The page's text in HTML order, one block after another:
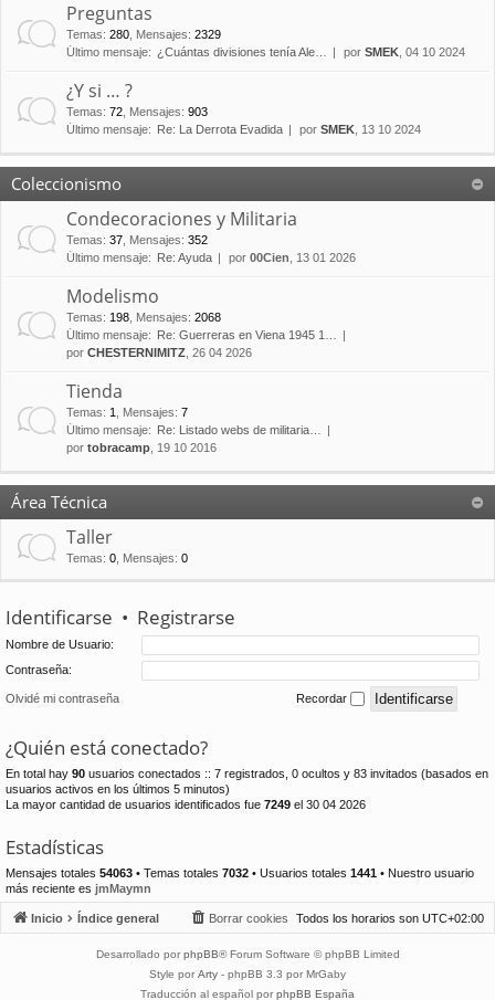
Preguntas
Temas: 280 Mensajes: 2329
Último mensaje: ¿Cuántas divisiones tenía Ale… por SMEK , 04 10 2024
¿Y si … ?
Temas: 72 Mensajes: 903
Último mensaje:
Re: La Derrota Evadida por SMEK , 13 10 2024
Coleccionismo
Condecoraciones y Militaria
Temas: 37 Mensajes: 352
Último mensaje:
Re: Ayuda por 00Cien , 13 01 2026
Modelismo
Temas: 198 Mensajes: 2068
Último mensaje:
Re: Guerreras en Viena 1945 1…
por CHESTERNIMITZ , 26 04 2026
Tienda
Temas: 1 Mensajes: 7
Último mensaje:
Re: Listado webs de militaria…
por tobracamp , 19 10 2016
Área Técnica
Taller
Temas: 0 Mensajes: 0
Identificarse • Registrarse
Nombre de Usuario:
Contraseña:
Olvidé mi contraseña Recordar
¿Quién está conectado?
En total hay 90 usuarios conectados :: 7 registrados, 0 ocultos y 83 invitados (basados en
usuarios activos en los últimos 5 minutos)
La mayor cantidad de usuarios identificados fue 7249 el 30 04 2026
Estadísticas
Mensajes totales 54063 • Temas totales 7032 • Usuarios totales 1441 • Nuestro usuario
más reciente es jmMaymn
Inicio Índice general Todos los horarios son UTC+02:00
Borrar cookies
Desarrollado por phpBB® Forum Software © phpBB Limited
Style por Arty - phpBB 3.3 por MrGaby
Traducción al español por phpBB España